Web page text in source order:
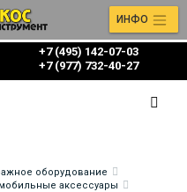
+7 (495) 142-07-03
‎‎+7 (977) 732-40-27
ИНФО
оборудование
аксессуары